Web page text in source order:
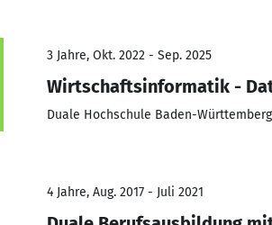
3 Jahre, Okt. 2022 - Sep. 2025
Wirtschaftsinformatik -
Duale Hochschule Baden-
4 Jahre, Aug. 2017 - Juli 2021